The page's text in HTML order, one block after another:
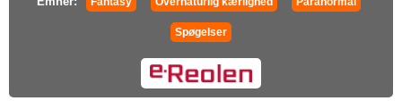
Spøgelser